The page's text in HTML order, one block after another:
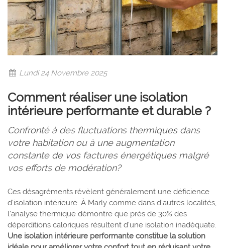
Lundi 24 Novembre 2025
Comment réaliser une isolation
intérieure performante et durable ?
Confronté à des fluctuations thermiques dans
votre habitation ou à une augmentation
constante de vos factures énergétiques malgré
vos efforts de modération?
Ces désagréments révèlent généralement une déficience
d'isolation intérieure. À Marly comme dans d'autres localités,
l'analyse thermique démontre que près de 30% des
déperditions caloriques résultent d'une isolation inadéquate.
Une isolation intérieure performante constitue la solution